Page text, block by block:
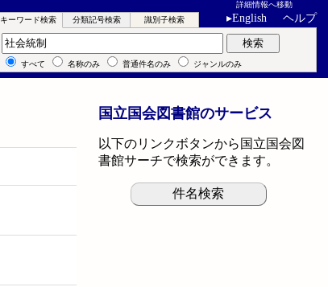
詳細情報へ移動
▸English ヘルプ
キーワード検索 分類記号検索 識別子検索
キーワード検索 検索
すべて 名称のみ 普通件名のみ ジャンルのみ
国立国会図書館のサービス
以下のリンクボタンから国立国会図
書館サーチで検索ができます。
件名検索